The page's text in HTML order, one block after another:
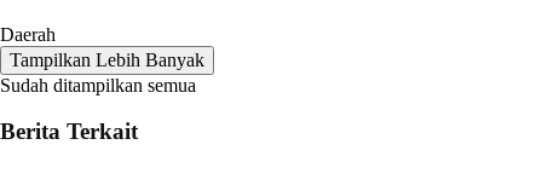
Daerah
Tampilkan Lebih Banyak
Sudah ditampilkan semua
Berita Terkait